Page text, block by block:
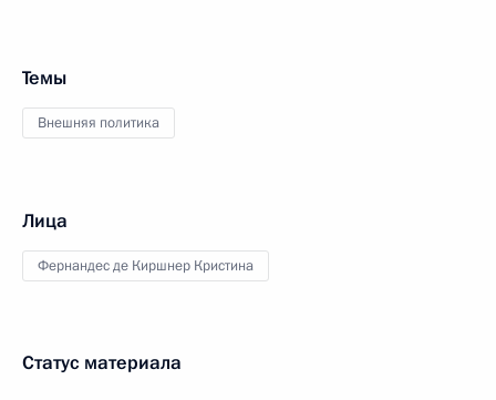
Темы
Внешняя политика
Лица
Фернандес де Киршнер Кристина
Статус материала